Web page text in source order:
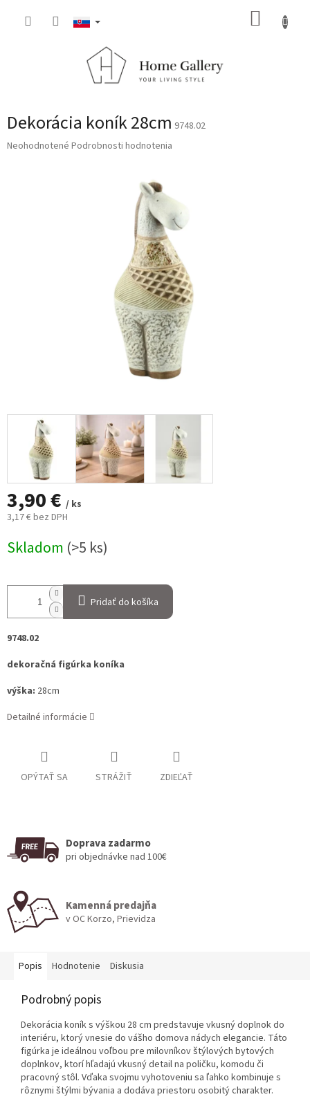
Dekorácia koník 28cm 9748.02
Priemerné
Neohodnotené Podrobnosti hodnotenia
3,90 € / ks
3,17 € bez DPH
cena:
Skladom (>5 ks)
Pridať do košíka
9748.02
dekoračná figúrka koníka
výška: 28cm
Detailné informácie
OPÝTAŤ SA STRÁŽIŤ ZDIEĽAŤ
Doprava zadarmo
pri objednávke nad 100€
Kamenná predajňa
v OC Korzo, Prievidza
Popis Hodnotenie Diskusia
Podrobný popis
Dekorácia koník s výškou 28 cm predstavuje vkusný doplnok do
interiéru, ktorý vnesie do vášho domova nádych elegancie. Táto
figúrka je ideálnou voľbou pre milovníkov štýlových bytových
doplnkov, ktorí hľadajú vkusný detail na poličku, komodu či
pracovný stôl. Vďaka svojmu vyhotoveniu sa ľahko kombinuje s
rôznymi štýlmi bývania a dodáva priestoru osobitý charakter.